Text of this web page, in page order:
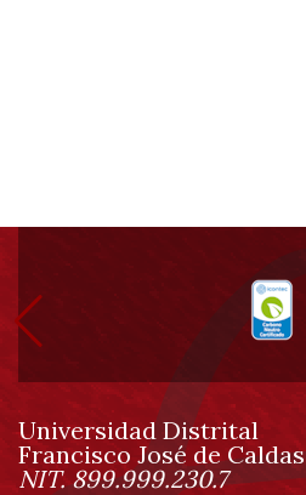
Información
pie
de
página
Información
Universidad Distrital
Francisco José de Caldas
NIT. 899.999.230.7